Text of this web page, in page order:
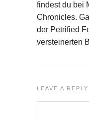
findest du bei
Chronicles.
der Petrified
versteinerten
LEAVE A REPLY